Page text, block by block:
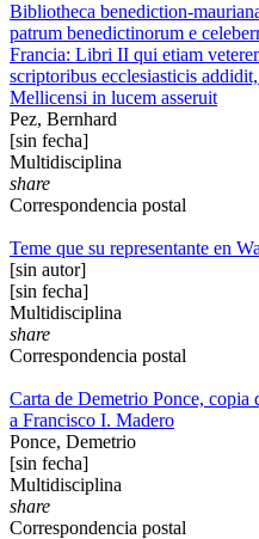
Bibliotheca benediction-
patrum benedictinorum e
Francia: Libri II qui etiam
scriptoribus ecclesiasticis
Mellicensi in lucem asseruit
Pez, Bernhard
[sin fecha]
Multidisciplina
share
Correspondencia postal
Teme que su representante en
[sin autor]
[sin fecha]
Multidisciplina
share
Correspondencia postal
Carta de Demetrio Ponce, copia
a Francisco I. Madero
Ponce, Demetrio
[sin fecha]
Multidisciplina
share
Correspondencia postal